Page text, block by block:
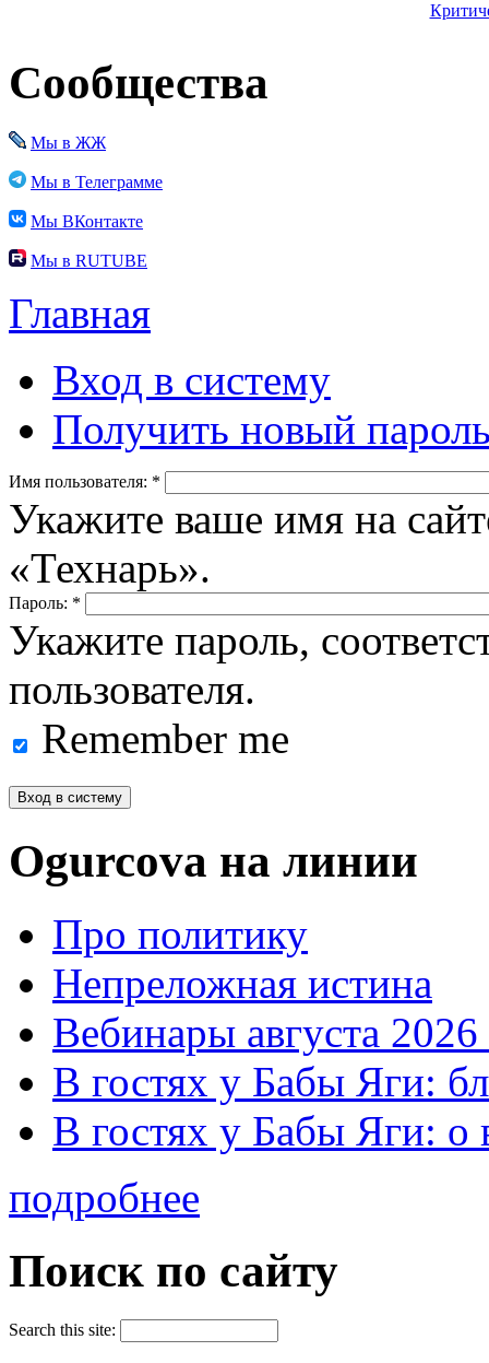
Сообщества
Мы в ЖЖ
Мы в Телеграмме
Мы ВКонтакте
Мы в RUTUBE
Главная
Вход в систему
Получить новый
Имя пользователя: *
Укажите ваше имя на
«Технарь».
Пароль: *
Укажите пароль,
пользователя.
Remember me
Ogurcova на линии
Про политику
Непреложная истина
Вебинары августа 2026
В гостях у Бабы Яги:
В гостях у Бабы Яги:
подробнее
Поиск по сайту
Search this site: